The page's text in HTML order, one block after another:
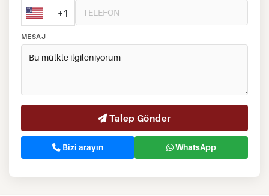
+1
MESAJ
Talep Gönder
Bizi arayın WhatsApp